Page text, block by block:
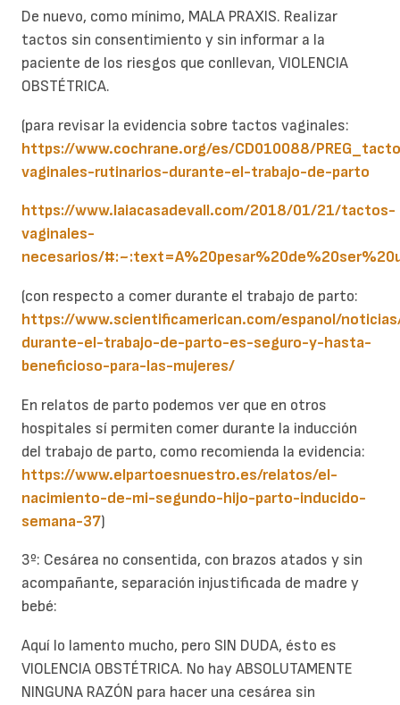
De nuevo, como mínimo, MALA PRAXIS. Realizar
tactos sin consentimiento y sin informar a la
paciente de los riesgos que conllevan, VIOLENCIA
OBSTÉTRICA.
(para revisar la evidencia sobre tactos vaginales:
https://www.cochrane.org/es/CD010088/
vaginales-rutinarios-durante-el-trabajo-de-parto
https://www.laiacasadevall.com/2018/01/21/tactos-
vaginales-
necesarios/
(con respecto a comer durante el trabajo de parto:
https://www.scientificamerican.com/espanol/
durante-el-trabajo-de-parto-es-seguro-y-hasta-
beneficioso-para-las-mujeres/
En relatos de parto podemos ver que en otros
hospitales sí permiten comer durante la inducción
del trabajo de parto, como recomienda la evidencia:
https://www.elpartoesnuestro.es/relatos/el-
nacimiento-de-mi-segundo-hijo-parto-inducido-
semana-37)
3º: Cesárea no consentida, con brazos atados y sin
acompañante, separación injustificada de madre y
bebé:
Aquí lo lamento mucho, pero SIN DUDA, ésto es
VIOLENCIA OBSTÉTRICA. No hay ABSOLUTAMENTE
NINGUNA RAZÓN para hacer una cesárea sin